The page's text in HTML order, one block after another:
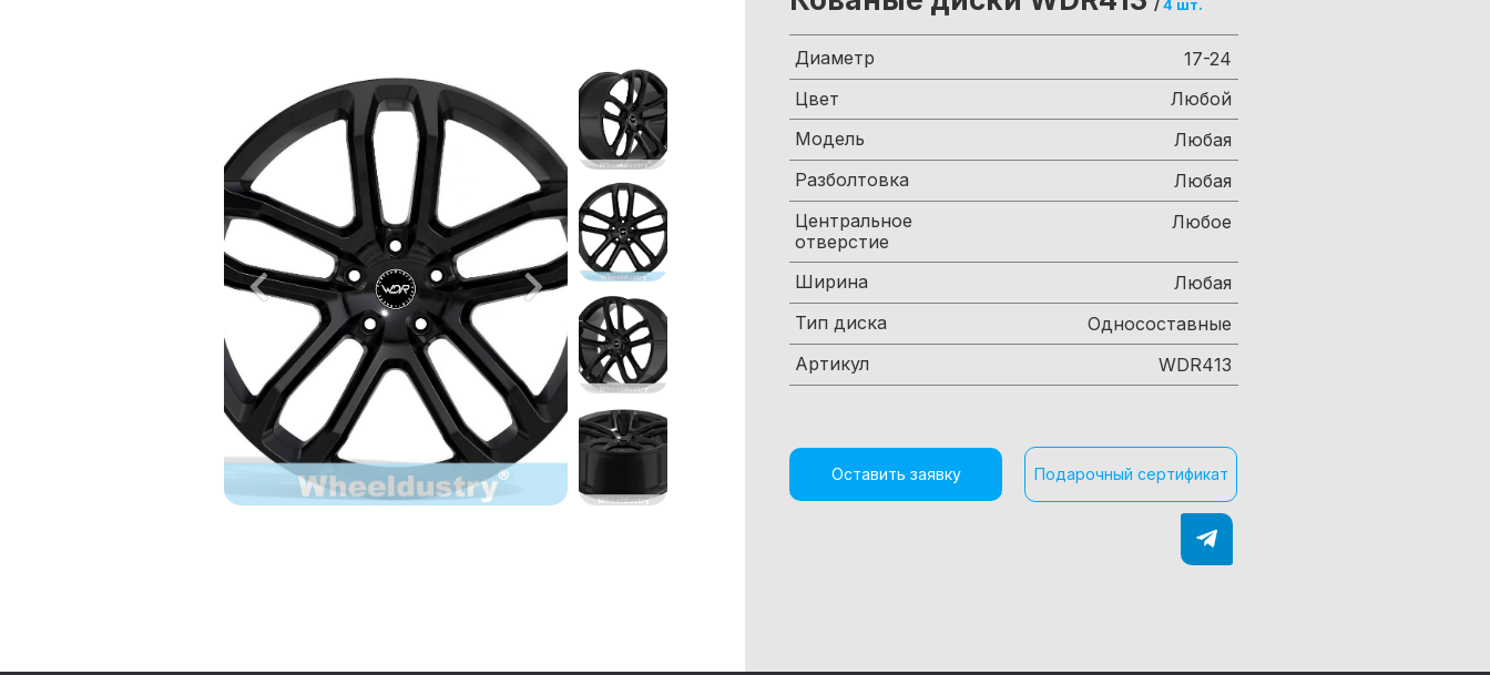
/4 шт.
Диаметр
17-24
Цвет
Любой
Модель
Любая
Разболтовка
Любая
Центральное
отверстие
Любое
Ширина
Любая
Тип диска
Односоставные
Артикул
WDR413
Оставить заявку Подарочный сертификат